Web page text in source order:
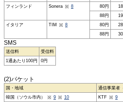
フィンランド
Sonera 8 80円
88円
イタリア
TIM 8 80円
88円
SMS
送信料
受信料
1通あたり100円
0円
(2)パケット
国・地域
通信事業者
韓国（ソウル市内）
9 10 KTF
9